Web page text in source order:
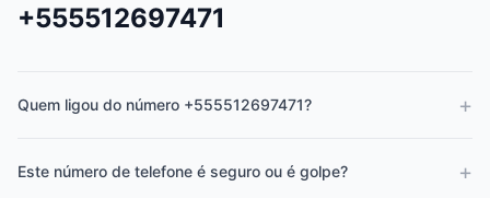
+555512697471
Quem ligou do número +555512697471? +
Este número de telefone é seguro ou é golpe? +